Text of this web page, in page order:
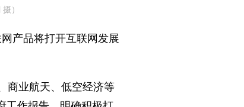
）
产品将打开互联网发展
商业航天、低空经济等